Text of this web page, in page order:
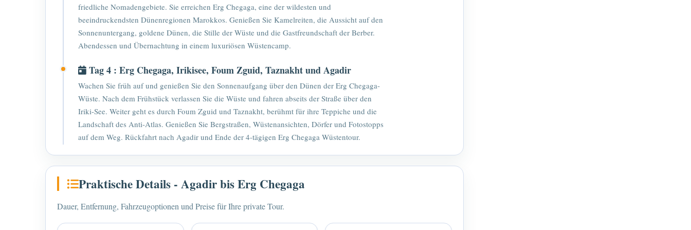
friedliche Nomadengebiete. Sie erreichen Erg Chegaga, eine der wildesten und
beeindruckendsten Dünenregionen Marokkos. Genießen Sie Kamelreiten, die Aussicht auf den
Sonnenuntergang, goldene Dünen, die Stille der Wüste und die Gastfreundschaft der Berber.
Abendessen und Übernachtung in einem luxuriösen Wüstencamp.
Tag 4 : Erg Chegaga, Irikisee, Foum Zguid, Taznakht und Agadir
Wachen Sie früh auf und genießen Sie den Sonnenaufgang über den Dünen der Erg Chegaga-
Wüste. Nach dem Frühstück verlassen Sie die Wüste und fahren abseits der Straße über den
Iriki-See. Weiter geht es durch Foum Zguid und Taznakht, berühmt für ihre Teppiche und die
Landschaft des Anti-Atlas. Genießen Sie Bergstraßen, Wüstenansichten, Dörfer und Fotostopps
auf dem Weg. Rückfahrt nach Agadir und Ende der 4-tägigen Erg Chegaga Wüstentour.
Praktische Details - Agadir bis Erg Chegaga
Dauer, Entfernung, Fahrzeugoptionen und Preise für Ihre private Tour.